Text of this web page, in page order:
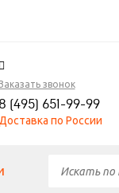
звонок
8 (495) 651-99-99
Доставка по России